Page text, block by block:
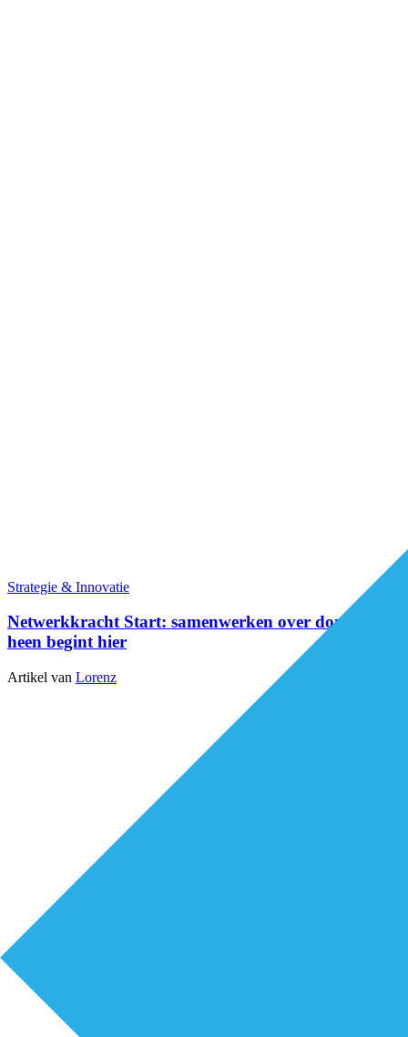
Strategie & Innovatie
Netwerkkracht Start: samenwerken over domeinen
heen begint hier
Artikel van Lorenz